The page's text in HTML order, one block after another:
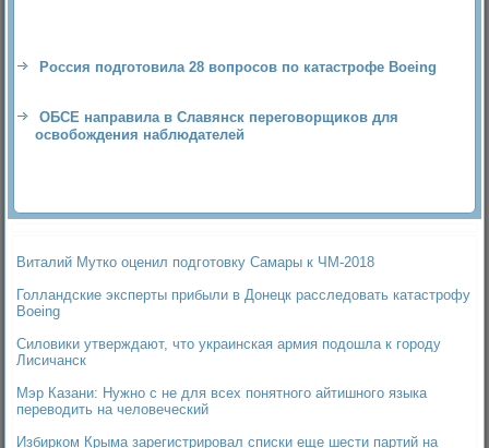
Россия подготовила 28 вопросов по катастрофе Boeing
ОБСЕ направила в Славянск переговорщиков для
освобождения наблюдателей
Виталий Мутко оценил подготовку Самары к ЧМ-2018
Голландские эксперты прибыли в Донецк расследовать катастрофу
Boeing
Силовики утверждают, что украинская армия подошла к городу
Лисичанск
Мэр Казани: Нужно с не для всех понятного айтишного языка
переводить на человеческий
Избирком Крыма зарегистрировал списки еще шести партий на